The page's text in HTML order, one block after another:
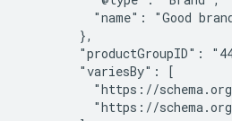
"name": "Good
        },
"productGroupID":
        "variesBy": [
"https://
"https://